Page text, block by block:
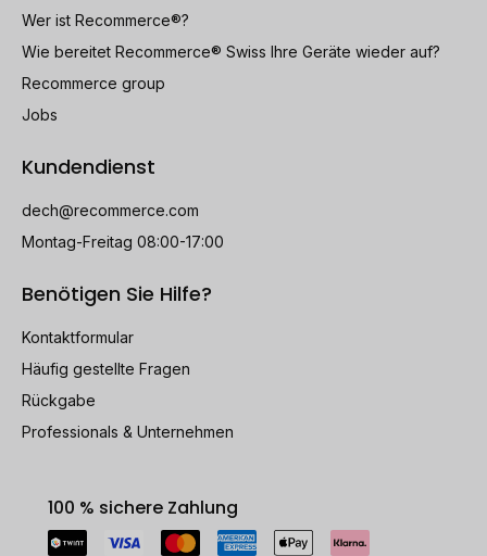
Wer ist Recommerce®?
Wie bereitet Recommerce® Swiss Ihre Geräte wieder auf?
Recommerce group
Jobs
Kundendienst
dech@recommerce.com
Montag-Freitag 08:00-17:00
Benötigen Sie Hilfe?
Kontaktformular
Häufig gestellte Fragen
Rückgabe
Professionals & Unternehmen
100 % sichere Zahlung